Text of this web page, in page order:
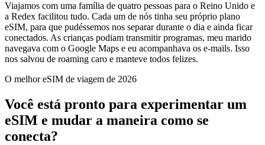
Viajamos com uma família de quatro pessoas para o Reino Unido e
a Redex facilitou tudo. Cada um de nós tinha seu próprio plano
eSIM, para que pudéssemos nos separar durante o dia e ainda ficar
conectados. As crianças podiam transmitir programas, meu marido
navegava com o Google Maps e eu acompanhava os e-mails. Isso
nos salvou de roaming caro e manteve todos felizes.
O melhor eSIM de viagem de 2026
Você está pronto para experimentar um
eSIM e mudar a maneira como se
conecta?